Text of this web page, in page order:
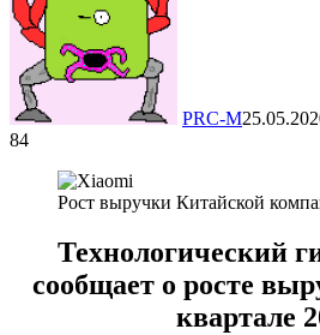
PRC-M
84
Рост выручки Китайской
Технологический
сообщает о росте
квартале